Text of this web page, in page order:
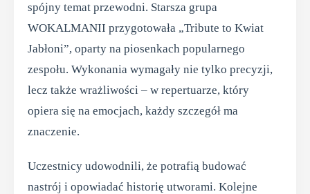
spójny temat przewodni. Starsza grupa
WOKALMANII przygotowała „Tribute to Kwiat
Jabłoni”, oparty na piosenkach popularnego
zespołu. Wykonania wymagały nie tylko precyzji,
lecz także wrażliwości – w repertuarze, który
opiera się na emocjach, każdy szczegół ma
znaczenie.
Uczestnicy udowodnili, że potrafią budować
nastrój i opowiadać historię utworami. Kolejne